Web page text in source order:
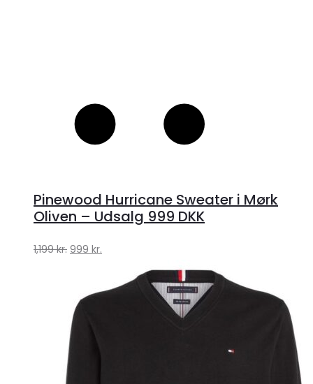
Pinewood Hurricane Sweater i Mørk
Oliven – Udsalg 999 DKK
1,199kr. Den
var:
1,199 kr..
999 kr.
pris